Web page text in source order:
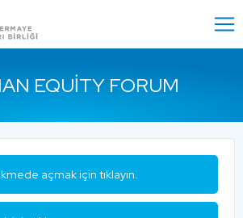
EQUITY FORUM
açmak için tıklayın.